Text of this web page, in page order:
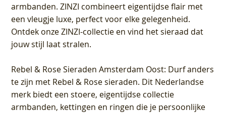
armbanden. ZINZI combineert eigentijdse flair met
een vleugje luxe, perfect voor elke gelegenheid.
Ontdek onze ZINZI-collectie en vind het sieraad dat
jouw stijl laat stralen.
Rebel & Rose Sieraden Amsterdam Oost: Durf anders
te zijn met Rebel & Rose sieraden. Dit Nederlandse
merk biedt een stoere, eigentijdse collectie
armbanden, kettingen en ringen die je persoonlijke